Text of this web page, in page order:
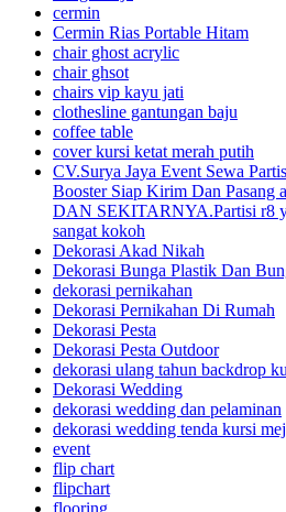
cermin
Cermin Rias Portable Hitam
chair ghost acrylic
chair ghsot
chairs vip kayu jati
clothesline gantungan baju
coffee table
cover kursi ketat merah putih
CV.Surya Jaya Event Sewa
Booster Siap Kirim Dan
DAN SEKITARNYA.Partisi r8
sangat kokoh
Dekorasi Akad Nikah
Dekorasi Bunga Plastik Dan
dekorasi pernikahan
Dekorasi Pernikahan Di Rumah
Dekorasi Pesta
Dekorasi Pesta Outdoor
dekorasi ulang tahun backdrop
Dekorasi Wedding
dekorasi wedding dan pelaminan
dekorasi wedding tenda kursi
event
flip chart
flipchart